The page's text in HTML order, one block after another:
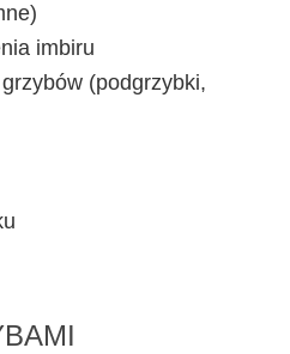
imbiru
(podgrzybki,